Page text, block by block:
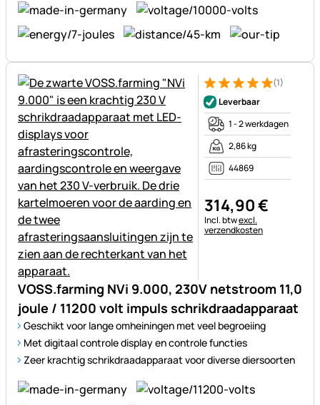
VOSS.farming NVi 9.000, 230V netstroom 11,0
joule / 11200 volt impuls schrikdraadapparaat
Geschikt voor lange omheiningen met veel begroeiing
Met digitaal controle display en controle functies
Zeer krachtig schrikdraadapparaat voor diverse diersoorten
Beoordeling: 5 van 5 (1
1 Bewertung
(1)
Leverbaar
1 - 2 werkdagen
2,86 kg
44869
314,90€
Belastinginformatie:
Incl. btwexcl.
verzendkosten